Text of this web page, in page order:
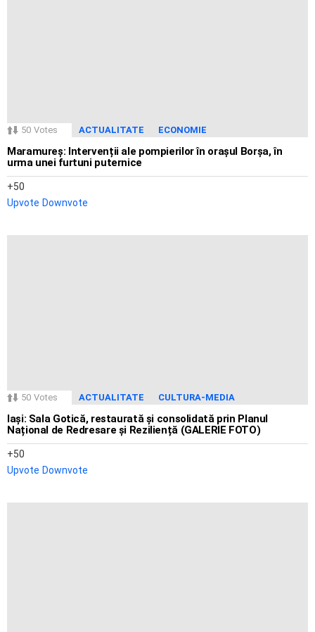
50 Votes ACTUALITATE ECONOMIE
Maramureș: Intervenții ale pompierilor în orașul Borșa, în
urma unei furtuni puternice
50
Upvote Downvote
50 Votes ACTUALITATE CULTURA-MEDIA
Iași: Sala Gotică, restaurată și consolidată prin Planul
Național de Redresare și Reziliență (GALERIE FOTO)
50
Upvote Downvote